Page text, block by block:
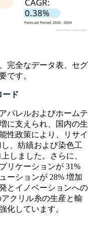
完全なデータ表、セグ
です。
ード
パレルおよびホームテ
に支えられ、国内の生
性政策により、リサイ
、紡績および染色工
しました。さらに、
リケーションが 31%
ーションが 28% 増加
とイノベーションへの
クリル糸の生産と輸
化しています。